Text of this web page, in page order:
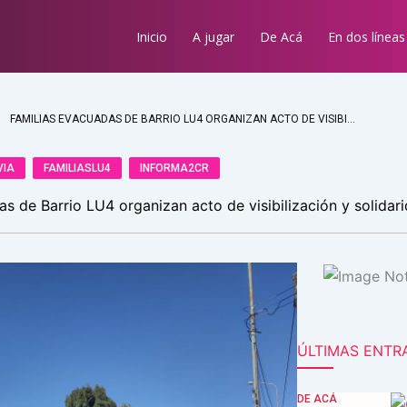
Inicio A jugar De Acá En dos líneas
FAMILIASLU4 INFORMA2CR
de Barrio LU4 organizan acto de visibilización y
ÚLTIMAS
DE ACÁ